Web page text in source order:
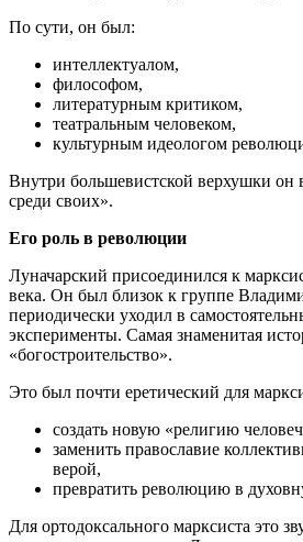
По сути, он был:
интеллектуалом,
философом,
литературным критиком,
театральным человеком,
культурным идеологом
Внутри большевистской верхушки он
среди своих».
Его роль в революции
Луначарский присоединился к
века. Он был близок к группе
периодически уходил в
эксперименты. Самая знаменитая
«богостроительство».
Это был почти еретический для
создать новую «религию
заменить православие
верой,
превратить революцию в
Для ортодоксального марксиста это